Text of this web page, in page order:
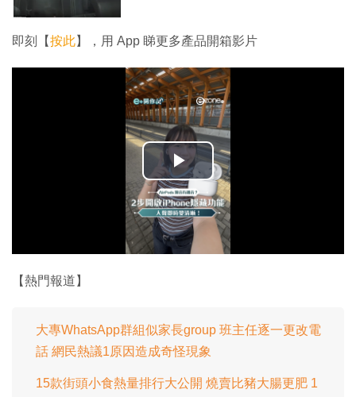
即刻【按此】，用 App 睇更多產品開箱影片
播
放
影
【熱門報道】
大專WhatsApp群組似家長group 班主任逐一更改電
話 網民熱議1原因造成奇怪現象
15款街頭小食熱量排行大公開 燒賣比豬大腸更肥 1